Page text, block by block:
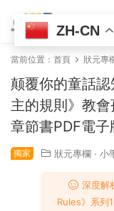
當前位置： 首頁 狀元專
颠覆你的童話
主的規則》教
章節書PDF電
獨家 狀元專欄 · 小
深度解
Rules》系列
ZH-CN